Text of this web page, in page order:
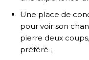
Une place de
pour voir son
pierre deux
préféré ;